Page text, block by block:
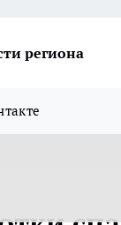
региона